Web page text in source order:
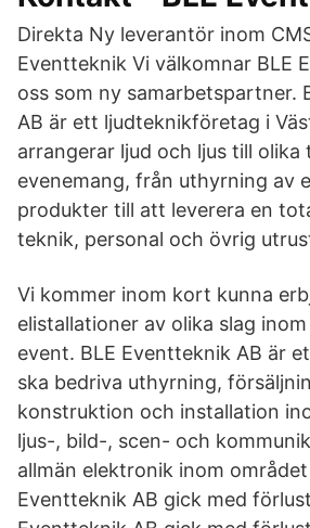
Direkta Ny leverantör inom
Eventteknik Vi välkomnar BLE
oss som ny samarbetspartner.
AB är ett ljudteknikföretag i
arrangerar ljud och ljus till olika
evenemang, från uthyrning av
produkter till att leverera en
teknik, personal och övrig
Vi kommer inom kort kunna
elistallationer av olika slag
event. BLE Eventteknik AB är
ska bedriva uthyrning,
konstruktion och installation
ljus-, bild-, scen- och
allmän elektronik inom
Eventteknik AB gick med